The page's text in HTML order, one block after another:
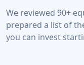
We reviewed 90+
prepared a list of
you can invest